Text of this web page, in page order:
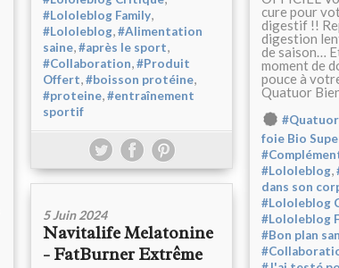
#Lololeblog Family,
#Lololeblog,#Alimentation
saine,#après le sport,
#Collaboration,#Produit
Offert,#boisson protéine,
#proteine,#entraînement
sportif
cure pour
digestif !!
digestion
de saison…
moment de
pouce à
Quatuor
foie Bio
#Lololeblog,
dans son
#Lololeblog
#Lololeblog
#Bon plan
5 Juin 2024
Navitalife Melatonine
- FatBurner Extrême